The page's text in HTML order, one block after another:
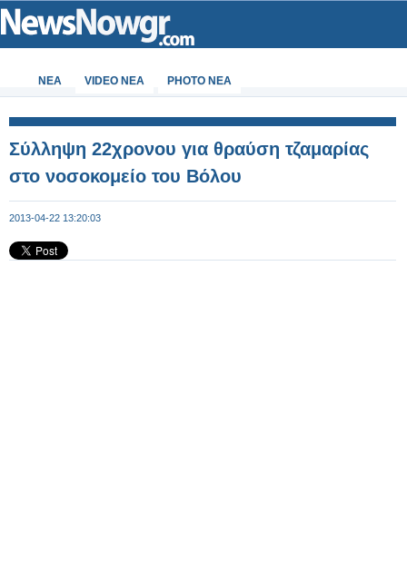
ΝΕΑ VIDEO NEA PHOTO NEA
Σύλληψη 22χρονου για θραύση τζαμαρίας
στο νοσοκομείο του Βόλου
2013-04-22 13:20:03